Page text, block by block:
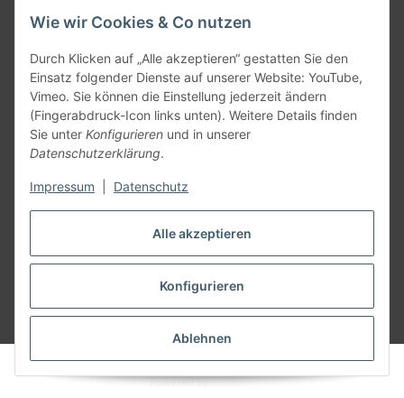
Alle akzeptieren
Konfigurieren
Ablehnen
Wie wir Cookies & Co nutzen
Durch Klicken auf „Alle akzeptieren“ gestatten Sie den
Einsatz folgender Dienste auf unserer Website: YouTube,
Vimeo. Sie können die Einstellung jederzeit ändern
(Fingerabdruck-Icon links unten). Weitere Details finden
Sie unter Konfigurieren und in unserer
Datenschutzerklärung.
Impressum Datenschutz
Allgemein
Teil unseres Netzwerks:
SmoliTec - Safety. Simplified. Worldwide. ( B2B Shop )
Vertrag widerrufen
* Alle Preise inkl. gesetzlicher USt., zzgl.Versand
© voltmaster.de
Powered byJTL-Shop